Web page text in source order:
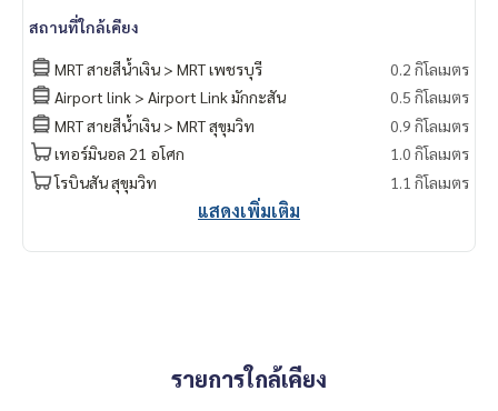
* มีให้เลือกอีกหลายห้อง หลายโครงการค่ะ
perty.com
Facebook Fanpage : P2N Property
** รับฝาก ขาย-เช่า คอนโด บ้าน ที่ดิน และอสังหาริมทรัพย์ทุกชนิ
ด ทั่วกรุงเทพฯ
สถานที่ใกล้เคียง
MRT สายสีน้ำเงิน > MRT เพชรบุรี
0.2 กิโลเมตร
Airport link > Airport Link มักกะสัน
0.5 กิโลเมตร
MRT สายสีน้ำเงิน > MRT สุขุมวิท
0.9 กิโลเมตร
เทอร์มินอล 21 อโศก
1.0 กิโลเมตร
โรบินสัน สุขุมวิท
1.1 กิโลเมตร
แสดงเพิ่มเติม
รายการใกล้เคียง